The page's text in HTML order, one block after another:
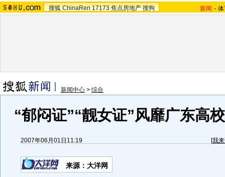
搜狐 ChinaRen 17173 焦点房地产 搜狗 新闻 -
新闻中心 > 综合
“郁闷证”“靓女证”风靡广东高
2007年06月01日11:19 [我
来源：大洋网